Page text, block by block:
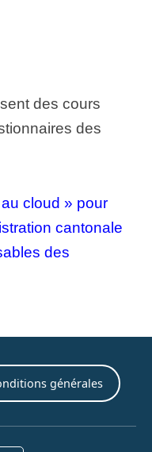
des cours
des
cloud » pour
cantonale
des
générales